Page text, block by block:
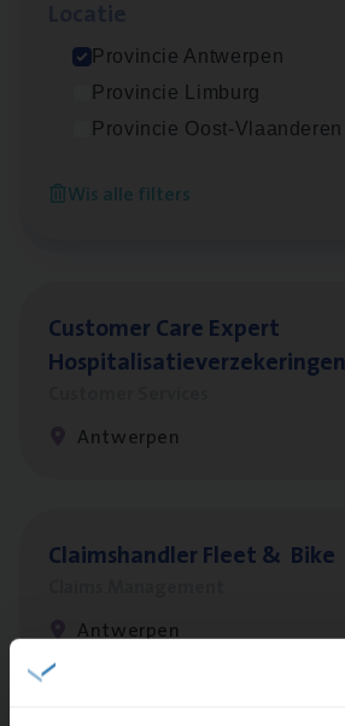
Provincie Antwerpen
Provincie Limburg
Provincie Oost-Vlaanderen
Wis alle filters
Busi­ness Analyst
Antwerpen
Cus­to­mer Care Expert
Hospitalisatieverzekeringen
Antwerpen
Claims­hand­ler Fleet& Bike
Antwerpen